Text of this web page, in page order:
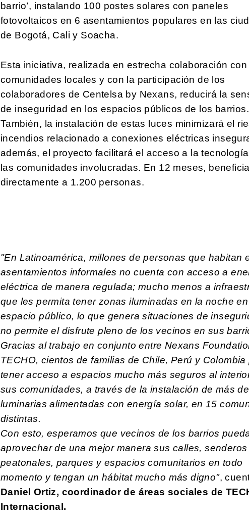
barrio’, instalando 100 postes solares con paneles
fotovoltaicos en 6 asentamientos populares en las
de Bogotá, Cali y Soacha.
Esta iniciativa, realizada en estrecha colaboración con
comunidades locales y con la participación de los
colaboradores de Centelsa by Nexans, reducirá la
de inseguridad en los espacios públicos de los barrios.
También, la instalación de estas luces minimizará el
incendios relacionado a conexiones eléctricas
además, el proyecto facilitará el acceso a la
las comunidades involucradas. En 12 meses,
directamente a 1.200 personas.
"En Latinoamérica, millones de personas que habitan
asentamientos informales no cuenta con acceso a
eléctrica de manera regulada; mucho menos a
que les permita tener zonas iluminadas en la noche
espacio público, lo que genera situaciones de
no permite el disfrute pleno de los vecinos en sus
Gracias al trabajo en conjunto entre Nexans
TECHO, cientos de familias de Chile, Perú y Colombia
tener acceso a espacios mucho más seguros al
sus comunidades, a través de la instalación de más
luminarias alimentadas con energía solar, en 15
distintas.
Con esto, esperamos que vecinos de los barrios
aprovechar de una mejor manera sus calles, senderos
peatonales, parques y espacios comunitarios en todo
momento y tengan un hábitat mucho más digno",
Daniel Ortiz, coordinador de áreas sociales de
Internacional.